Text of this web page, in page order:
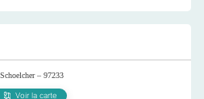
Schoelcher – 97233
Voir la carte